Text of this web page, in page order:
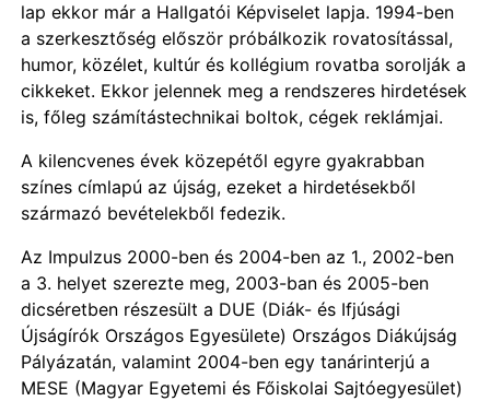
lap ekkor már a Hallgatói Képviselet lapja. 1994-ben
a szerkesztőség először próbálkozik rovatosítással,
humor, közélet, kultúr és kollégium rovatba sorolják a
cikkeket. Ekkor jelennek meg a rendszeres hirdetések
is, főleg számítástechnikai boltok, cégek reklámjai.
A kilencvenes évek közepétől egyre gyakrabban
színes címlapú az újság, ezeket a hirdetésekből
származó bevételekből fedezik.
Az Impulzus 2000-ben és 2004-ben az 1., 2002-ben
a 3. helyet szerezte meg, 2003-ban és 2005-ben
dicséretben részesült a DUE (Diák- és Ifjúsági
Újságírók Országos Egyesülete) Országos Diákújság
Pályázatán, valamint 2004-ben egy tanárinterjú a
MESE (Magyar Egyetemi és Főiskolai Sajtóegyesület)